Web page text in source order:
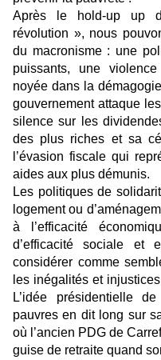
Après le hold-up up
révolution », nous
du macronisme : une
puissants, une
noyée dans la
gouvernement attaque
silence sur les
des plus riches et sa
l’évasion fiscale qui
aides aux plus démunis.
Les politiques de
logement ou
à l’efficacité
d’efficacité sociale et
considérer comme
les inégalités et
L’idée présidentielle
pauvres en dit long sur
où l’ancien PDG de
guise de retraite quand